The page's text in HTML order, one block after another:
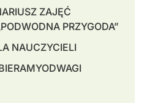
ZAJĘĆ
PRZYGODA”
NAUCZYCIELI